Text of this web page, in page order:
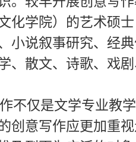
化学院）的艺术硕
小说叙事研究、经
、散文、诗歌、戏
不仅是文学专业教
创意写作应更加重